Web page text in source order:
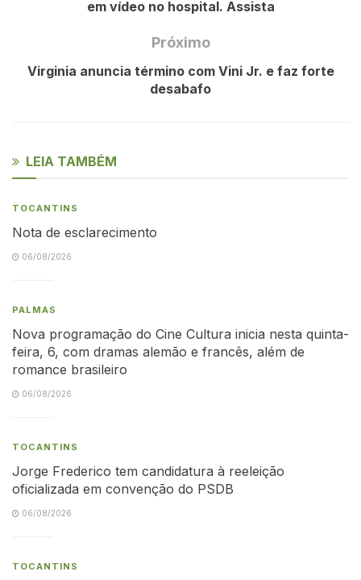
em vídeo no hospital. Assista
Próximo
Virginia anuncia término com Vini Jr. e faz forte
desabafo
LEIA TAMBÉM
TOCANTINS
Nota de esclarecimento
06/08/2026
PALMAS
Nova programação do Cine Cultura inicia nesta quinta-
feira, 6, com dramas alemão e francês, além de
romance brasileiro
06/08/2026
TOCANTINS
Jorge Frederico tem candidatura à reeleição
oficializada em convenção do PSDB
06/08/2026
TOCANTINS